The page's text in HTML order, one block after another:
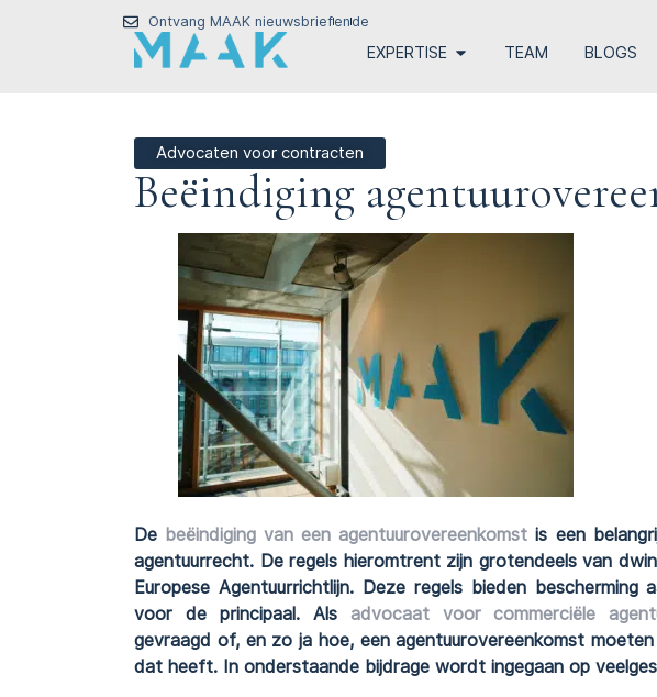
Ontvang MAAK nieuwsbriefende
EXPERTISE TEAM BLOGS
Advocaten voor contracten
Beëindiging
De beëindiging van een agentuurovereenkomst is een
agentuurrecht. De regels hieromtrent zijn grotendeels van
Europese Agentuurrichtlijn. Deze regels bieden
voor de principaal. Als advocaat voor commerciële
gevraagd of, en zo ja hoe, een agentuurovereenkomst
dat heeft. In onderstaande bijdrage wordt ingegaan op